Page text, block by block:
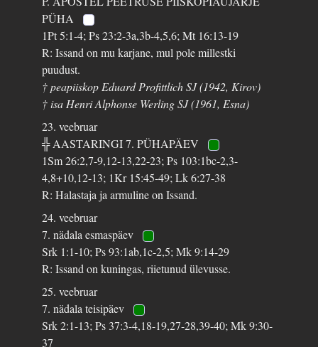
PÜHA
1Pt 5:1-4; Ps 23:2-3a,3b-4,5,6; Mt 16:13-19
R: Issand on mu karjane, mul pole millestki
puudust.
† peapiiskop Eduard Profittlich SJ (1942, Kirov)
† isa Henri Alphonse Werling SJ (1961, Esna)
23. veebruar
╬ AASTARINGI 7. PÜHAPÄEV
1Sm 26:2,7-9,12-13,22-23; Ps 103:1bc-2,3-
4,8+10,12-13; 1Kr 15:45-49; Lk 6:27-38
R: Halastaja ja armuline on Issand.
24. veebruar
7. nädala esmaspäev
Srk 1:1-10; Ps 93:1ab,1c-2,5; Mk 9:14-29
R: Issand on kuningas, riietunud ülevusse.
25. veebruar
7. nädala teisipäev
Srk 2:1-13; Ps 37:3-4,18-19,27-28,39-40; Mk 9:30-
37